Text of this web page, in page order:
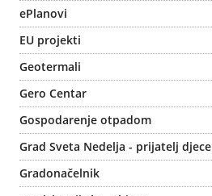
ePlanovi
EU projekti
Geotermali
Gero Centar
Gospodarenje otpadom
Grad Sveta Nedelja - prijatelj djece
Gradonačelnik